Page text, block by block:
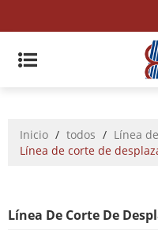
Inicio / todos / Línea
Línea de corte de
Línea De Corte De